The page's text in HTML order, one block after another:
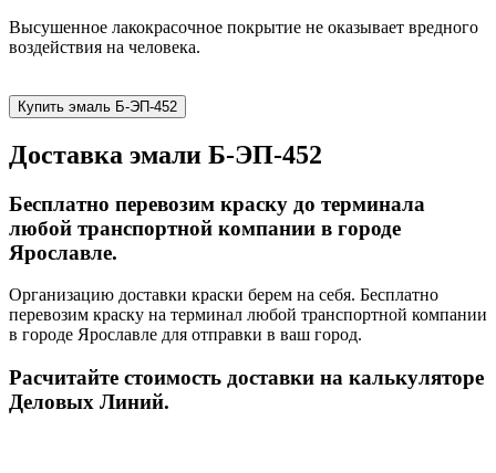
Высушенное лакокрасочное покрытие не оказывает вредного
воздействия на человека.
Купить эмаль Б-ЭП-452
Доставка эмали Б-ЭП-452
Бесплатно перевозим краску до терминала
любой транспортной компании в городе
Ярославле.
Организацию доставки краски берем на себя. Бесплатно
перевозим краску на терминал любой транспортной компании
в городе Ярославле для отправки в ваш город.
Расчитайте стоимость доставки на калькуляторе
Деловых Линий.